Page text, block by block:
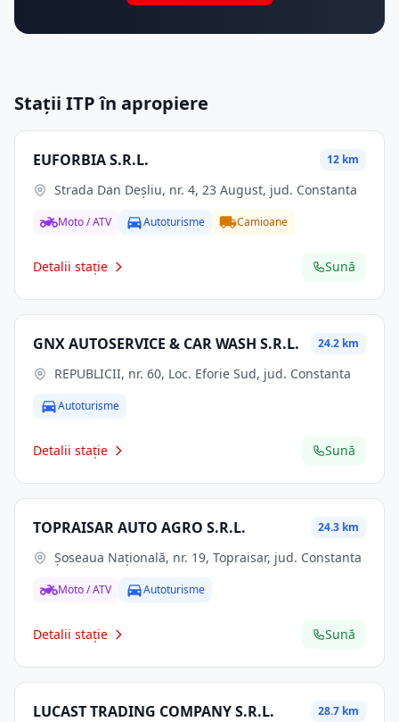
Stații ITP în apropiere
EUFORBIA S.R.L. 12 km
Strada Dan Deșliu, nr. 4, 23 August, jud. Constanta
Moto / ATV Autoturisme Camioane
Detalii stație Sună
GNX AUTOSERVICE & CAR WASH S.R.L. 24.2 km
REPUBLICII, nr. 60, Loc. Eforie Sud, jud. Constanta
Autoturisme
Detalii stație Sună
TOPRAISAR AUTO AGRO S.R.L. 24.3 km
Șoseaua Națională, nr. 19, Topraisar, jud. Constanta
Moto / ATV Autoturisme
Detalii stație Sună
LUCAST TRADING COMPANY S.R.L. 28.7 km